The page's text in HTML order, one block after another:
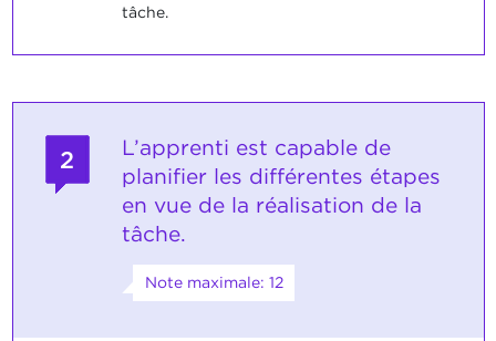
tâche.
2
L’apprenti est capable de
planifier les différentes étapes
en vue de la réalisation de la
tâche.
Note maximale: 12